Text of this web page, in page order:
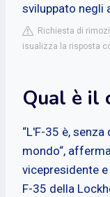
sviluppato negli
Richiesta di
isualizza la risposta
Qual è il
“L'F-35 è,
mondo“,
vicepresidente
F-35 della